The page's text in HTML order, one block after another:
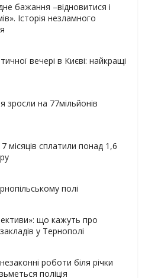
бажання –відновитися і
Історія незламного
вечері в Києві: найкращі
зросли на 77мільйонів
місяців сплатили понад 1,6
полі
що кажуть про
у Тернополі
роботи біля річки
поліція